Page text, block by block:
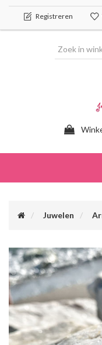
Registreren
Juwelen